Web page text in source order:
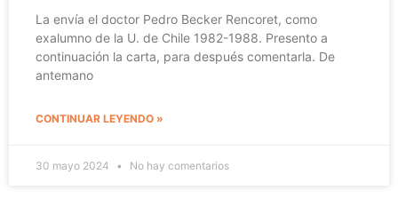
La envía el doctor Pedro Becker Rencoret, como
exalumno de la U. de Chile 1982-1988. Presento a
continuación la carta, para después comentarla. De
antemano
CONTINUAR LEYENDO »
30 mayo 2024 No hay comentarios